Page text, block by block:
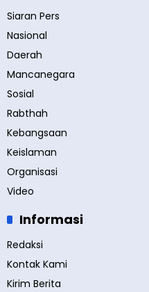
Siaran Pers
Nasional
Daerah
Mancanegara
Sosial
Rabthah
Kebangsaan
Keislaman
Organisasi
Video
Informasi
Redaksi
Kontak Kami
Kirim Berita